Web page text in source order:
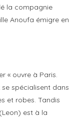
la compagnie
Anoufa émigre en
« ouvre à Paris.
spécialisent dans
et robes. Tandis
est à la